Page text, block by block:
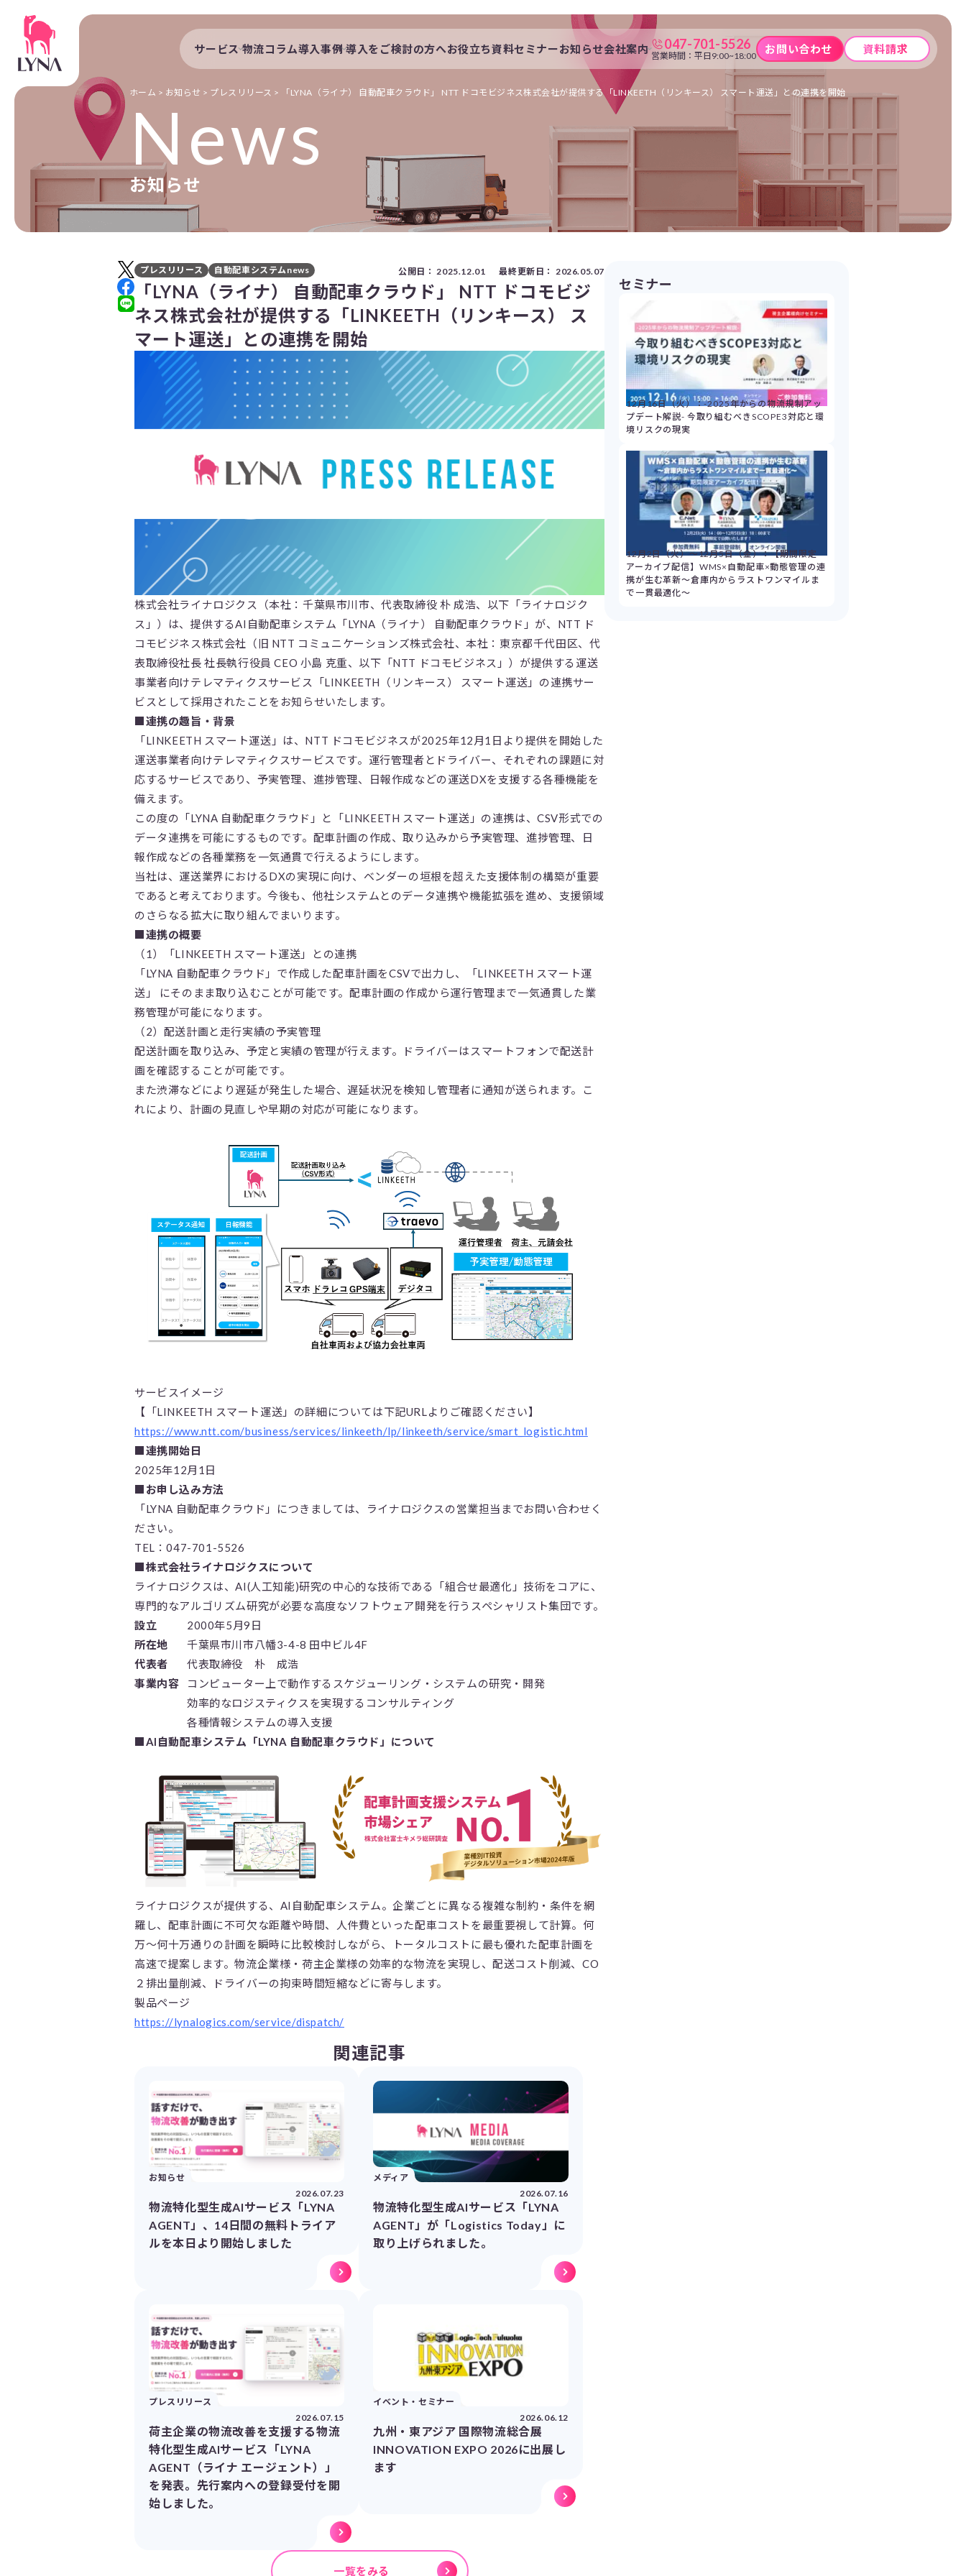
サービス
サービストップ
自動配車システム
発着管理オプション
訪問計画
物流拠点最適化
開発者向けサービス
物流コラム導入事例
導入事例
導入企業一覧
導入をご検討の方へお役立ち資料セミナーお知らせ会社案内
会社概要
私たちの想い
採用情報
047-701-5526
営業時間：平日9:00~18:00 お問い合わせ 資料請求
News
お知らせ
ホーム > お知らせ > プレスリリース > 「LYNA（ライナ） 自動配車クラウド」 NTT ドコモビジネス株式会社が提供する「LINKEETH（リンキース） スマート運送」との連携を開始
プレスリリース 自動配車システムnews 公開日： 2025.12.01 最終更新日： 2026.05.07
「LYNA（ライナ） 自動配車クラウド」 NTT ドコモビジ
ネス株式会社が提供する「LINKEETH（リンキース） ス
マート運送」との連携を開始
株式会社ライナロジクス（本社：千葉県市川市、代表取締役 朴 成浩、以下「ライナロジク
ス」）は、提供するAI自動配車システム「LYNA（ライナ） 自動配車クラウド」が、NTT ド
コモビジネス株式会社（旧 NTT コミュニケーションズ株式会社、本社：東京都千代田区、代
表取締役社長 社長執行役員 CEO 小島 克重、以下「NTT ドコモビジネス」）が提供する運送
事業者向けテレマティクスサービス「LINKEETH（リンキース） スマート運送」の連携サー
ビスとして採用されたことをお知らせいたします。
■連携の趣旨・背景
「LINKEETH スマート運送」は、NTT ドコモビジネスが2025年12月1日より提供を開始した
運送事業者向けテレマティクスサービスです。運行管理者とドライバー、それぞれの課題に対
応するサービスであり、予実管理、進捗管理、日報作成などの運送DXを支援する各種機能を
備えます。
この度の「LYNA 自動配車クラウド」と「LINKEETH スマート運送」の連携は、CSV形式での
データ連携を可能にするものです。配車計画の作成、取り込みから予実管理、進捗管理、日
報作成などの各種業務を一気通貫で行えるようにします。
当社は、運送業界におけるDXの実現に向け、ベンダーの垣根を超えた支援体制の構築が重要
であると考えております。今後も、他社システムとのデータ連携や機能拡張を進め、支援領域
のさらなる拡大に取り組んでまいります。
■連携の概要
（1）「LINKEETH スマート運送」との連携
「LYNA 自動配車クラウド」で作成した配車計画をCSVで出力し、「LINKEETH スマート運
送」 にそのまま取り込むことが可能です。配車計画の作成から運行管理まで一気通貫した業
務管理が可能になります。
（2）配送計画と走行実績の予実管理
配送計画を取り込み、予定と実績の管理が行えます。ドライバーはスマートフォンで配送計
画を確認することが可能です。
また渋滞などにより遅延が発生した場合、遅延状況を検知し管理者に通知が送られます。こ
れにより、計画の見直しや早期の対応が可能になります。
サービスイメージ
【「LINKEETH スマート運送」の詳細については下記URLよりご確認ください】
https://www.ntt.com/business/services/linkeeth/lp/linkeeth/service/smart_logistic.html
■連携開始日
2025年12月1日
■お申し込み方法
「LYNA 自動配車クラウド」につきましては、ライナロジクスの営業担当までお問い合わせく
ださい。
TEL：047-701-5526
■株式会社ライナロジクスについて
ライナロジクスは、AI(人工知能)研究の中心的な技術である「組合せ最適化」技術をコアに、
専門的なアルゴリズム研究が必要な高度なソフトウェア開発を行うスペシャリスト集団です。
設立
2000年5月9日
所在地
千葉県市川市八幡3-4-8 田中ビル4F
代表者
代表取締役 朴 成浩
事業内容
コンピューター上で動作するスケジューリング・システムの研究・開発
効率的なロジスティクスを実現するコンサルティング
各種情報システムの導入支援
■AI自動配車システム「LYNA 自動配車クラウド」について
ライナロジクスが提供する、AI自動配車システム。企業ごとに異なる複雑な制約・条件を網
羅し、配車計画に不可欠な距離や時間、人件費といった配車コストを最重要視して計算。何
万〜何十万通りの計画を瞬時に比較検討しながら、トータルコストに最も優れた配車計画を
高速で提案します。物流企業様・荷主企業様の効率的な物流を実現し、配送コスト削減、CO
２排出量削減、ドライバーの拘束時間短縮などに寄与します。
製品ページ
https://lynalogics.com/service/dispatch/
関連記事
お知らせ
2026.07.23
物流特化型生成AIサービス「LYNA
AGENT」、14日間の無料トライア
ルを本日より開始しました
メディア
2026.07.16
物流特化型生成AIサービス「LYNA
AGENT」が「Logistics Today」に
取り上げられました。
プレスリリース
2026.07.15
荷主企業の物流改善を支援する物流
特化型生成AIサービス「LYNA
AGENT（ライナ エージェント）」
を発表。先行案内への登録受付を開
始しました。
イベント・セミナー
2026.06.12
九州・東アジア 国際物流総合展
INNOVATION EXPO 2026に出展し
ます
一覧をみる
セミナー
12月16日（火）：-2025年からの物流規制アッ
プデート解説- 今取り組むべきSCOPE3対応と環
境リスクの現実
12月2日（火）～12月5日（金）：【期間限定
アーカイブ配信】WMS×自動配車×動態管理の連
携が生む革新～倉庫内からラストワンマイルま
で一貫最適化～